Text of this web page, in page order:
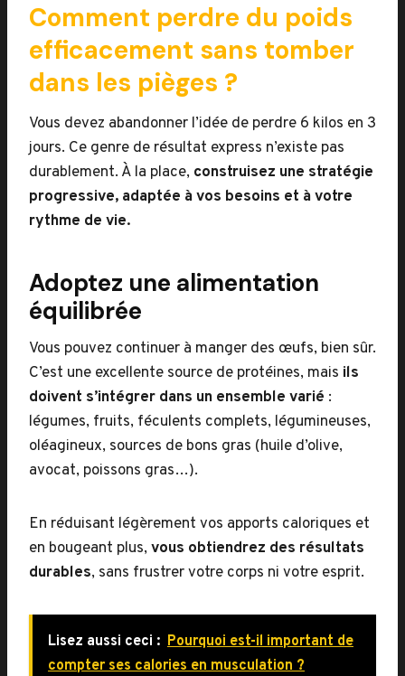
Comment perdre du poids
efficacement sans tomber
dans les pièges ?
Vous devez abandonner l’idée de perdre 6 kilos en 3
jours. Ce genre de résultat express n’existe pas
durablement. À la place, construisez une stratégie
progressive, adaptée à vos besoins et à votre
rythme de vie.
Adoptez une alimentation
équilibrée
Vous pouvez continuer à manger des œufs, bien sûr.
C’est une excellente source de protéines, mais ils
doivent s’intégrer dans un ensemble varié :
légumes, fruits, féculents complets, légumineuses,
oléagineux, sources de bons gras (huile d’olive,
avocat, poissons gras…).
En réduisant légèrement vos apports caloriques et
en bougeant plus, vous obtiendrez des résultats
durables, sans frustrer votre corps ni votre esprit.
Lisez aussi ceci : Pourquoi est-il important de
compter ses calories en musculation ?